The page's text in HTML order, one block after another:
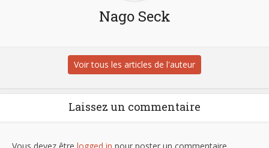
Nago Seck
Voir tous les articles de l'auteur
Laissez un commentaire